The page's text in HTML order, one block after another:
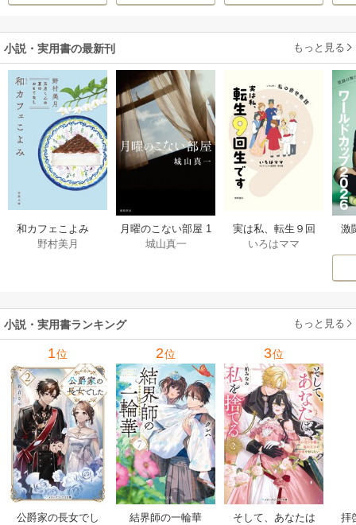
小説・実用書の最新刊 もっと見る
和カフェこよみ
五月くんの夏のお
野村美月
月曜のこない部屋 1
巻
城山真一
実は私、転生９回
生です マンガ
いろはママ
激
小説・実用書ランキング もっと見る
1位
公爵家の長女でし
2位
結界師の一輪華
3位
そして、あなたは
拝